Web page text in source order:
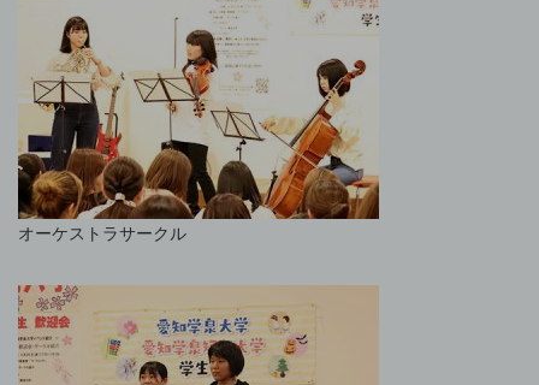
オーケストラサークル